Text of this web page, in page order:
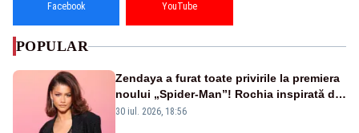
Facebook YouTube
POPULAR
Zendaya a furat toate privirile la premiera
noului „Spider-Man”! Rochia inspirată de
pânza de păianjen a făcut senzație
30 iul. 2026, 18:56